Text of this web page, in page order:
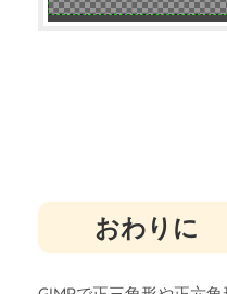
おわりに